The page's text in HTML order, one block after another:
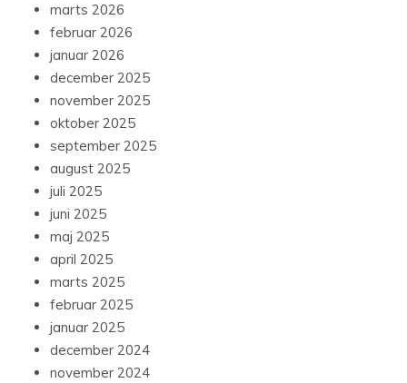
marts 2026
februar 2026
januar 2026
december 2025
november 2025
oktober 2025
september 2025
august 2025
juli 2025
juni 2025
maj 2025
april 2025
marts 2025
februar 2025
januar 2025
december 2024
november 2024